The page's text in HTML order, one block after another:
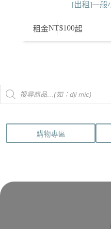
[出租]一般
租金NT$100起
Products
search
購物專區